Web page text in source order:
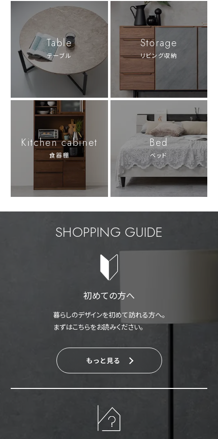
Table
テーブル
Storage
リビング収納
Kitchen cabinet
食器棚
Bed
ベッド
SHOPPING GUIDE
初めての方へ
暮らしのデザインを初めて訪れる方へ。
まずはこちらをお読みください。
もっと見る